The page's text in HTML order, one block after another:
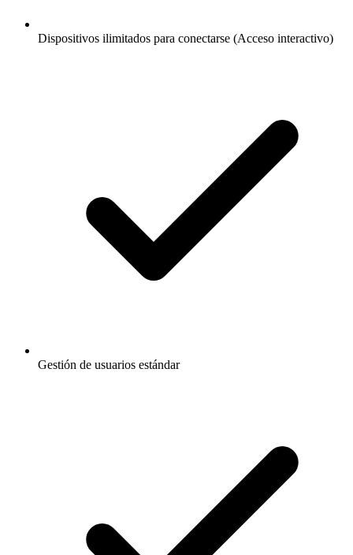
Dispositivos ilimitados para conectarse (Acceso interactivo)
Gestión de usuarios estándar